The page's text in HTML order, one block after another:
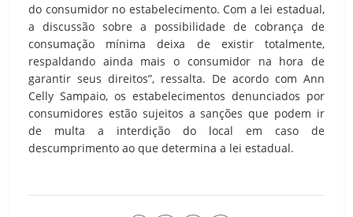
do consumidor no estabelecimento. Com a lei estadual,
a discussão sobre a possibilidade de cobrança de
consumação mínima deixa de existir totalmente,
respaldando ainda mais o consumidor na hora de
garantir seus direitos”, ressalta. De acordo com Ann
Celly Sampaio, os estabelecimentos denunciados por
consumidores estão sujeitos a sanções que podem ir
de multa a interdição do local em caso de
descumprimento ao que determina a lei estadual.